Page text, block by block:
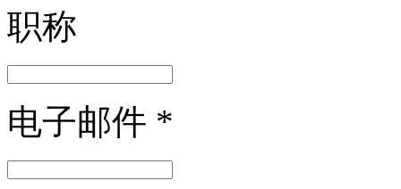
职称
电子邮件 *